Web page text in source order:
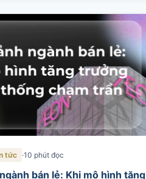
tức 10 phút đọc
bán lẻ: Khi mô hình tăng